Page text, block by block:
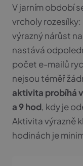
V jarním období
vrcholy
výrazný nárůst
nastává
počet e-mailů
nejsou téměř
aktivita probíhá
a 9 hod, kdy je
Aktivita výrazně
hodinách je